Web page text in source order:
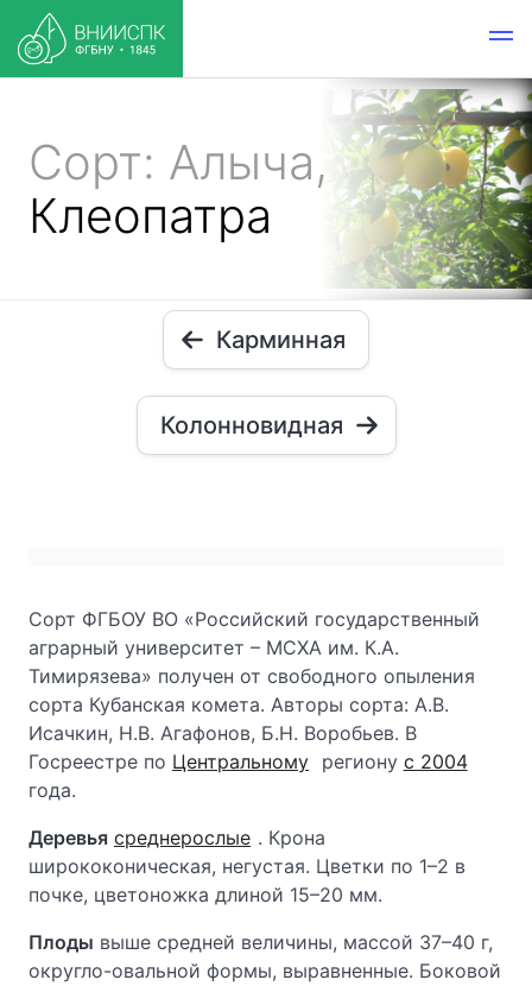
Сорт: Алыча,
Клеопатра
Карминная
Колонновидная
Сорт ФГБОУ ВО «Российский государственный
аграрный университет – МСХА им. К.А.
Тимирязева» получен от свободного опыления
сорта Кубанская комета. Авторы сорта: А.В.
Исачкин, Н.В. Агафонов, Б.Н. Воробьев. В
Госреестре по Центральному региону с 2004
года.
Деревья среднерослые . Крона
ширококоническая, негустая. Цветки по 1–2 в
почке, цветоножка длиной 15–20 мм.
Плоды выше средней величины, массой 37–40 г,
округло-овальной формы, выравненные. Боковой